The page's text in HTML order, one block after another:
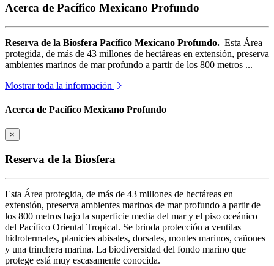
Acerca de Pacífico Mexicano Profundo
Reserva de la Biosfera Pacífico Mexicano Profundo. Esta Área
protegida, de más de 43 millones de hectáreas en extensión, preserva
ambientes marinos de mar profundo a partir de los 800 metros ...
Mostrar toda la información
Acerca de Pacífico Mexicano Profundo
×
Reserva de la Biosfera
Esta Área protegida, de más de 43 millones de hectáreas en
extensión, preserva ambientes marinos de mar profundo a partir de
los 800 metros bajo la superficie media del mar y el piso oceánico
del Pacífico Oriental Tropical. Se brinda protección a ventilas
hidrotermales, planicies abisales, dorsales, montes marinos, cañones
y una trinchera marina. La biodiversidad del fondo marino que
protege está muy escasamente conocida.